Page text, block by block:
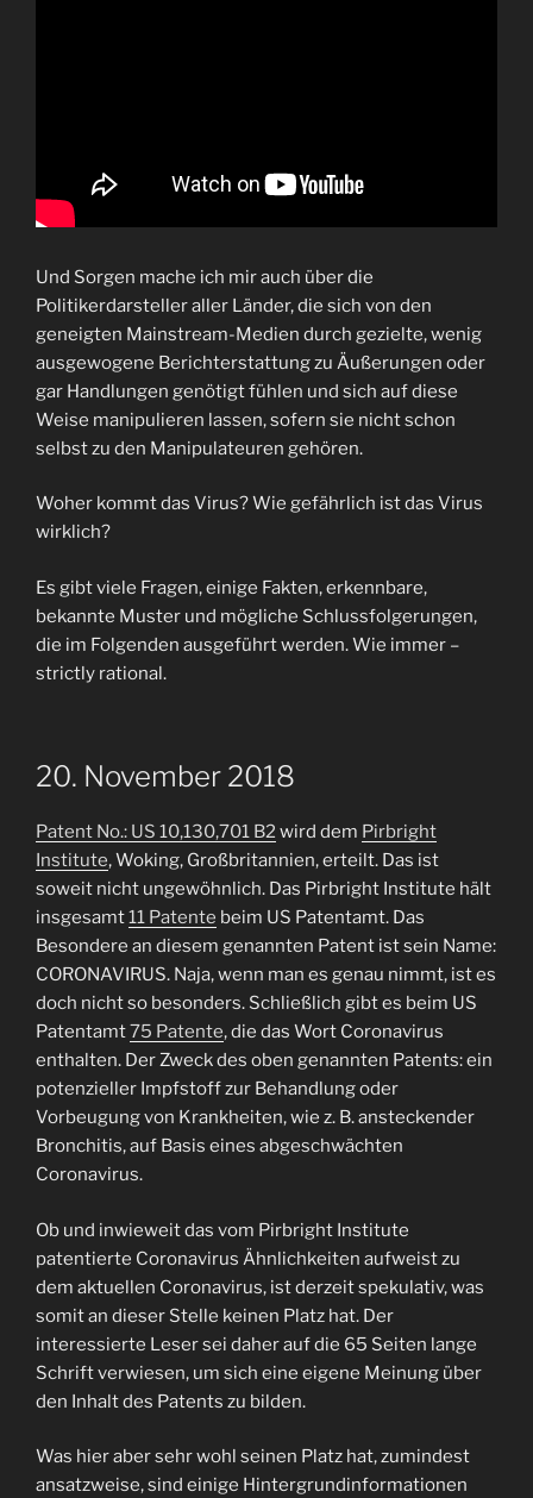
Und Sorgen mache ich mir auch über die
Politikerdarsteller aller Länder, die sich von den
geneigten Mainstream-Medien durch gezielte, wenig
ausgewogene Berichterstattung zu Äußerungen oder
gar Handlungen genötigt fühlen und sich auf diese
Weise manipulieren lassen, sofern sie nicht schon
selbst zu den Manipulateuren gehören.
Woher kommt das Virus? Wie gefährlich ist das Virus
wirklich?
Es gibt viele Fragen, einige Fakten, erkennbare,
bekannte Muster und mögliche Schlussfolgerungen,
die im Folgenden ausgeführt werden. Wie immer –
strictly rational.
20. November 2018
Patent No.: US 10,130,701 B2 wird dem Pirbright
Institute, Woking, Großbritannien, erteilt. Das ist
soweit nicht ungewöhnlich. Das Pirbright Institute hält
insgesamt11 Patente beim US Patentamt. Das
Besondere an diesem genannten Patent ist sein Name:
CORONAVIRUS. Naja, wenn man es genau nimmt, ist es
doch nicht so besonders. Schließlich gibt es beim US
Patentamt75 Patente, die das Wort Coronavirus
enthalten. Der Zweck des oben genannten Patents: ein
potenzieller Impfstoff zur Behandlung oder
Vorbeugung von Krankheiten, wie z. B. ansteckender
Bronchitis, auf Basis eines abgeschwächten
Coronavirus.
Ob und inwieweit das vom Pirbright Institute
patentierte Coronavirus Ähnlichkeiten aufweist zu
dem aktuellen Coronavirus, ist derzeit spekulativ, was
somit an dieser Stelle keinen Platz hat. Der
interessierte Leser sei daher auf die 65 Seiten lange
Schrift verwiesen, um sich eine eigene Meinung über
den Inhalt des Patents zu bilden.
Was hier aber sehr wohl seinen Platz hat, zumindest
ansatzweise, sind einige Hintergrundinformationen